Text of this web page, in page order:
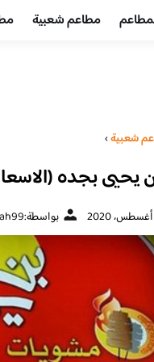
مطاعم شعبية
شعبية›
بجده
بواسطة: